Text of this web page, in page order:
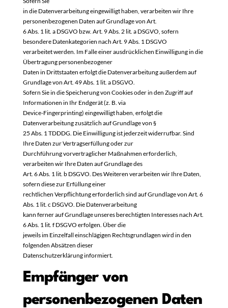
in die Datenverarbeitung eingewilligt haben, verarbeiten wir Ihre
personenbezogenen Daten auf Grundlage von Art.
6 Abs. 1 lit. a DSGVO bzw. Art. 9 Abs. 2 lit. a DSGVO, sofern
besondere Datenkategorien nach Art. 9 Abs. 1 DSGVO
verarbeitet werden. Im Falle einer ausdrücklichen Einwilligung in die
Übertragung personenbezogener
Daten in Drittstaaten erfolgt die Datenverarbeitung außerdem auf
Grundlage von Art. 49 Abs. 1 lit. a DSGVO.
Sofern Sie in die Speicherung von Cookies oder in den Zugriff auf
Informationen in Ihr Endgerät (z. B. via
Device-Fingerprinting) eingewilligt haben, erfolgt die
Datenverarbeitung zusätzlich auf Grundlage von §
25 Abs. 1 TDDDG. Die Einwilligung ist jederzeit widerrufbar. Sind
Ihre Daten zur Vertragserfüllung oder zur
Durchführung vorvertraglicher Maßnahmen erforderlich,
verarbeiten wir Ihre Daten auf Grundlage des
Art. 6 Abs. 1 lit. b DSGVO. Des Weiteren verarbeiten wir Ihre Daten,
sofern diese zur Erfüllung einer
rechtlichen Verpflichtung erforderlich sind auf Grundlage von Art. 6
Abs. 1 lit. c DSGVO. Die Datenverarbeitung
kann ferner auf Grundlage unseres berechtigten Interesses nach Art.
6 Abs. 1 lit. f DSGVO erfolgen. Über die
jeweils im Einzelfall einschlägigen Rechtsgrundlagen wird in den
folgenden Absätzen dieser
Datenschutzerklärung informiert.
Empfänger von
personenbezogenen Daten